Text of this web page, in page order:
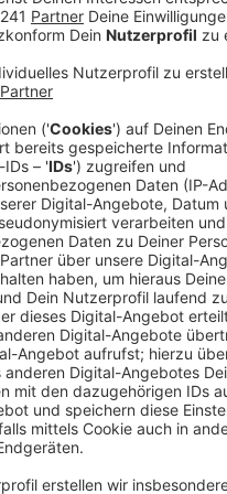
Bußgeld bei Verstößen
müssten Fahrgäste an
Bußgelder nur fällig,
trotz Aufforderung
Wüst sagte
Diskussion mehr mit
der Stadtverkehr
Bussen kein
sei hier sehr hoch. An
häufiger die
Bedeckung angelegt,
es, nur durch die
verhängt
Busfahrer den